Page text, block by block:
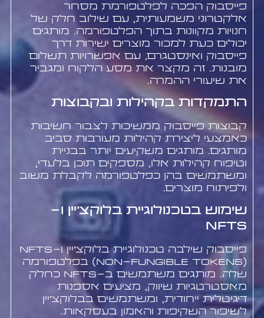
פייסבוק הפכה לפלטפורמת מסחר
אלקטרוני משמעותית, עם שילוב חלק של
חנויות מקוונות בתוך הפלטפורמה. מותגים
יכולים כעת למכור מוצרים ישירות דרך
פייסבוק ואינסטגרם, עם אפשרויות תשלום
מובנות. זה מקצר את מסע הלקוח ומגביר
את שיעורי ההמרה.
התמקדות בקהילות ובקבוצות
קבוצות פייסבוק ממשיכות לצבור חשיבות
כאמצעי ליצירת קהילות מעורבות סביב
מותגים. מותגים משקיעים יותר בבניית
וטיפוח קהילות אלו, מספקים תוכן בלעדי,
ומשתמשים בהן כפלטפורמה לקבלת משוב
ולפיתוח מוצרים.
שימוש בטכנולוגיית בלוקצ'יין ו-
NFTs
פייסבוק שילבה טכנולוגיית בלוקצ'יין ו-NFTs
(Non-Fungible Tokens) בפלטפורמה
שלה. מותגים משתמשים ב-NFTs כחלק
מאסטרטגיות שיווק, מציעים אספנות
דיגיטלית ייחודית, ומשתמשים בבלוקצ'יין
לשיפור השקיפות והאמון בעסקאות.